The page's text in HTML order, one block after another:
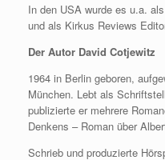
In den USA wurde es u.a.
und als Kirkus Reviews
Der Autor David Cotjewitz
1964 in Berlin geboren,
München. Lebt als
publizierte er mehrere
Denkens – Roman über
Schrieb und produzierte